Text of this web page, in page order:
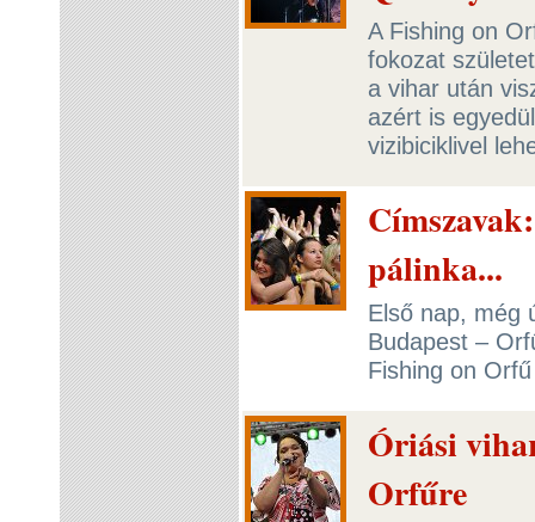
A Fishing on
fokozat
a vihar után
azért is
vizibiciklivel
pálinka...
Első nap, még
Budapest –
Fishing on
Óriási
Orfűre